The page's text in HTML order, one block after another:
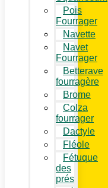
Pois
Fourrager
Navette
Navet
Fourrager
Betterave
fourragère
Brome
Colza
fourrager
Dactyle
Fléole
Fétuque
des
prés